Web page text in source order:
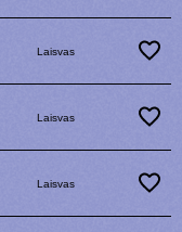
Laisvas
Laisvas
Laisvas